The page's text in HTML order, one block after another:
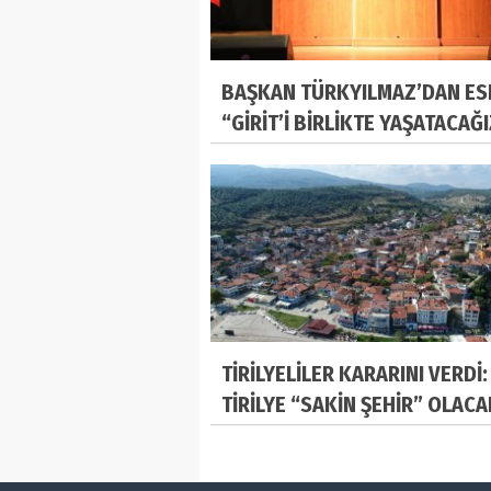
BAŞKAN TÜRKYILMAZ’DAN
“GİRİT’İ BİRLİKTE
TİRİLYELİLER KARARINI VERDİ:
TİRİLYE “SAKİN ŞEHİR”